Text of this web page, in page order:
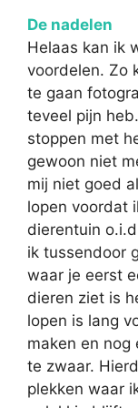
De nadelen
Helaas kan ik
voordelen. Zo
te gaan
teveel pijn
stoppen met
gewoon niet
mij niet goed
lopen voordat
dierentuin
ik tussendoor
waar je eerst
dieren ziet is
lopen is lang
maken en nog
te zwaar.
plekken waar